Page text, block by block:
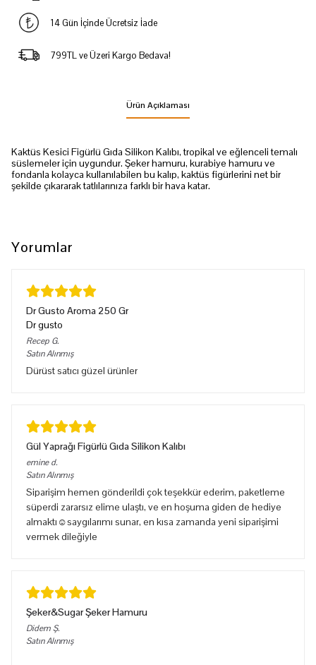
14 Gün İçinde Ücretsiz İade
799TL ve Üzeri Kargo Bedava!
Ürün Açıklaması
Kaktüs Kesici Figürlü Gıda Silikon Kalıbı, tropikal ve eğlenceli temalı
süslemeler için uygundur. Şeker hamuru, kurabiye hamuru ve
fondanla kolayca kullanılabilen bu kalıp, kaktüs figürlerini net bir
şekilde çıkararak tatlılarınıza farklı bir hava katar.
Yorumlar
Dr Gusto Aroma 250 Gr
Dr gusto
Recep G.
Satın Alınmış
Dürüst satıcı güzel ürünler
Gül Yaprağı Figürlü Gıda Silikon Kalıbı
emine d.
Satın Alınmış
Siparişim hemen gönderildi çok teşekkür ederim, paketleme
süperdi zararsız elime ulaştı, ve en hoşuma giden de hediye
almaktı☺️saygılarımı sunar, en kısa zamanda yeni siparişimi
vermek dileğiyle
Şeker&Sugar Şeker Hamuru
Didem Ş.
Satın Alınmış